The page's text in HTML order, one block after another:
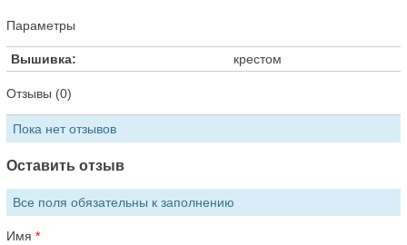
Параметры
Вышивка: крестом
Отзывы (0)
Пока нет отзывов
Оставить отзыв
Все поля обязательны к заполнению
Имя